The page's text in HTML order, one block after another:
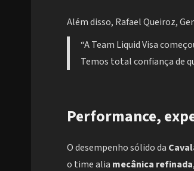
Além disso, Rafael Queiroz,
“A Team Liquid Visa
Temos total confiança de
Performance,
O desempenho sólido da
o time alia mecânica refinada